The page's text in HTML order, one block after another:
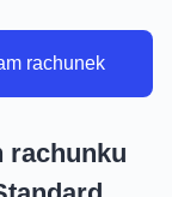
rachunek
rachunku